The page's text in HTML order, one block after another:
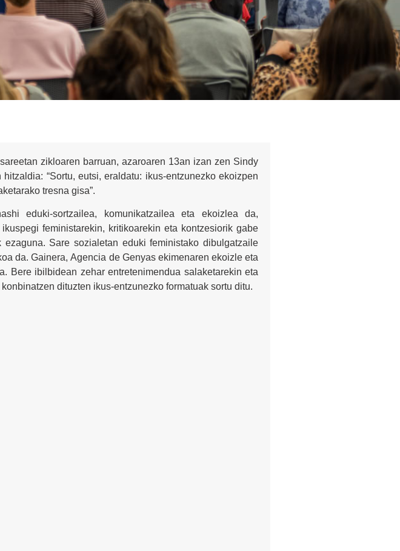
zikloaren barruan, azaroaren 13an izan zen Sindy
hitzaldia: “Sortu, eutsi, eraldatu: ikus-entzunezko ekoizpen
tresna gisa”.
eduki-sortzailea, komunikatzailea eta ekoizlea da,
feministarekin, kritikoarekin eta kontzesiorik gabe
ezaguna. Sare sozialetan eduki feministako dibulgatzaile
da. Gainera,Agencia de Genyas ekimenaren ekoizle eta
Bere ibilbidean zehar entretenimendua salaketarekin eta
dituzten ikus-entzunezko formatuak sortu ditu.